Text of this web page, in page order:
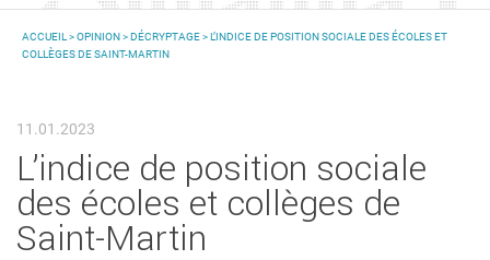
VOUS ÊTES ICI
ACCUEIL >OPINION>DÉCRYPTAGE> L’INDICE DE POSITION SOCIALE DES ÉCOLES ET
COLLÈGES DE SAINT-MARTIN
11.01.2023
L’indice de position sociale
des écoles et collèges de
Saint-Martin